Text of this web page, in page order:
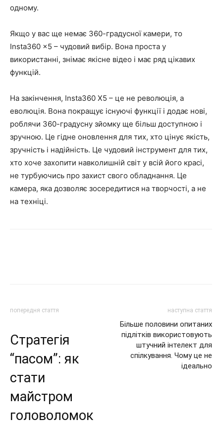
одному.
Якщо у вас ще немає 360-градусної камери, то
Insta360 x5 – чудовий вибір. Вона проста у
використанні, знімає якісне відео і має ряд цікавих
функцій.
На закінчення, Insta360 X5 – це не революція, а
еволюція. Вона покращує існуючі функції і додає нові,
роблячи 360-градусну зйомку ще більш доступною і
зручною. Це гідне оновлення для тих, хто цінує якість,
зручність і надійність. Це чудовий інструмент для тих,
хто хоче захопити навколишній світ у всій його красі,
не турбуючись про захист свого обладнання. Це
камера, яка дозволяє зосередитися на творчості, а не
на техніці.
попередня стаття
Стратегія
“пасом”: як
стати
майстром
головоломок
наступна стаття
Більше половини опитаних
підлітків використовують
штучний інтелект для
спілкування. Чому це не
ідеально